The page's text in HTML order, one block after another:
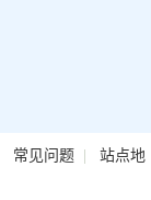
常见问题| 站点地